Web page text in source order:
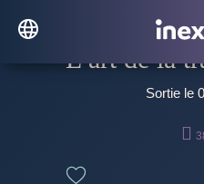
L’art de la
Sortie le
